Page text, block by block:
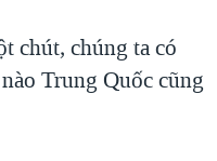
chút, chúng ta có
Trung Quốc cũng